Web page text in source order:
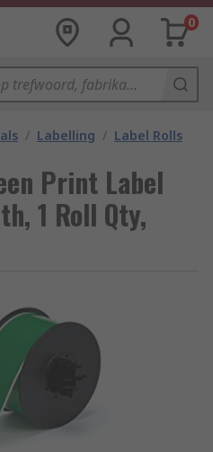
0
/ Labelling / Label Rolls
Print Label
1 Roll Qty,